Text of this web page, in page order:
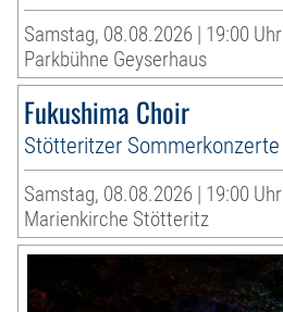
Samstag, 08.08.2026 | 19:00 Uhr
Parkbühne Geyserhaus
Fukushima Choir
Stötteritzer Sommerkonzerte
Samstag, 08.08.2026 | 19:00 Uhr
Marienkirche Stötteritz